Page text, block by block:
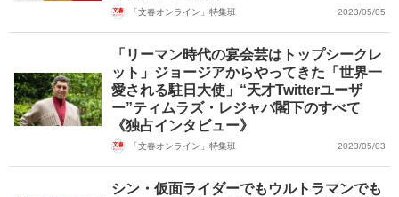
「文春オンライン」特集班 2023/05/05
「リーマン時代の宴会芸はトップシークレ
ット」ジョージアからやってきた「世界一
愛される駐日大使」“天才Twitterユーザ
ー”ティムラズ・レジャバ閣下のすべて
《独占インタビュー》
「文春オンライン」特集班 2023/05/03
シン・仮面ライダーでもウルトラマンでも